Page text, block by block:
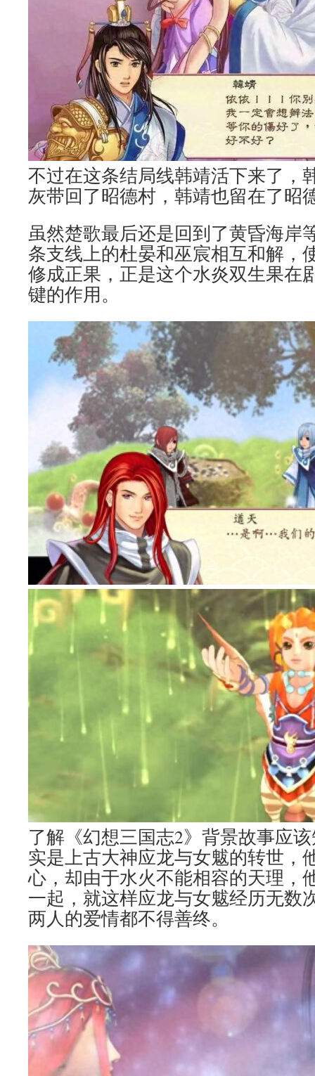
不过在这条结局线韩靖活下来了，
灰带回了昭德村，韩靖也留在了昭
虽然楚歌最后还是回到了黄昏海岸
条支线上的杜晏和巫宸相互和解，
修成正果，正是这个水炎双生果在
键的作用。
了解《幻想三国志2》背景故事应
实是上古大神应龙与女魃的转世，
心，却由于水火不能相容的天理，
一起，就这样应龙与女魃经历无数
两人的爱情都不得善终。